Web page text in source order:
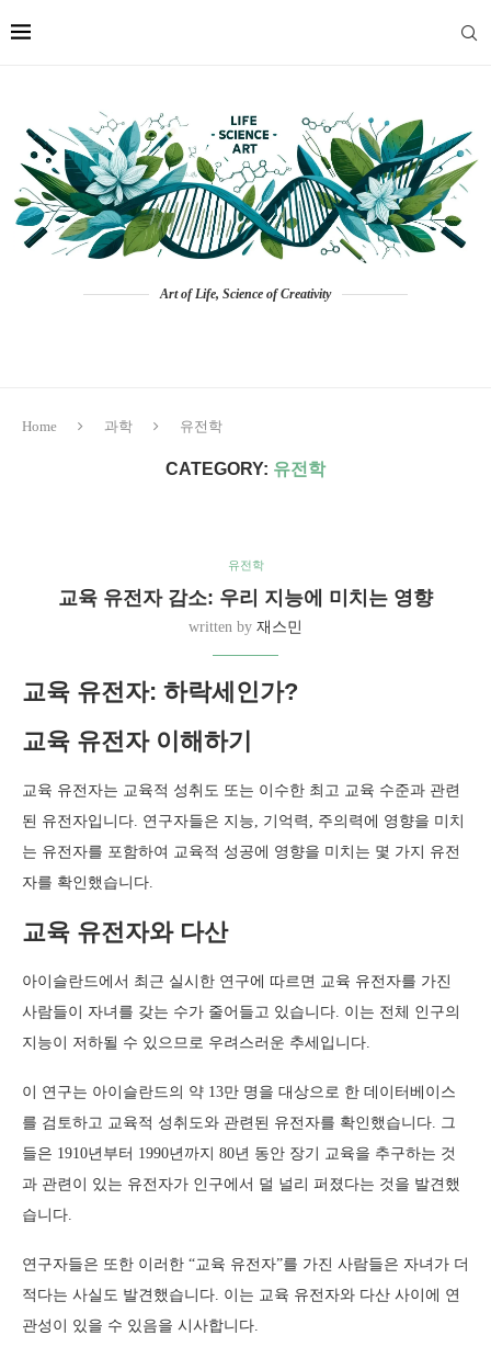
Art of Life, Science of Creativity
Home 과학 유전학
CATEGORY: 유전학
유전학
교육 유전자 감소: 우리 지능에 미치는 영향
written by 재스민
교육 유전자: 하락세인가?
교육 유전자 이해하기
교육 유전자는 교육적 성취도 또는 이수한 최고 교육 수준과 관련
된 유전자입니다. 연구자들은 지능, 기억력, 주의력에 영향을 미치
는 유전자를 포함하여 교육적 성공에 영향을 미치는 몇 가지 유전
자를 확인했습니다.
교육 유전자와 다산
아이슬란드에서 최근 실시한 연구에 따르면 교육 유전자를 가진
사람들이 자녀를 갖는 수가 줄어들고 있습니다. 이는 전체 인구의
지능이 저하될 수 있으므로 우려스러운 추세입니다.
이 연구는 아이슬란드의 약 13만 명을 대상으로 한 데이터베이스
를 검토하고 교육적 성취도와 관련된 유전자를 확인했습니다. 그
들은 1910년부터 1990년까지 80년 동안 장기 교육을 추구하는 것
과 관련이 있는 유전자가 인구에서 덜 널리 퍼졌다는 것을 발견했
습니다.
연구자들은 또한 이러한 “교육 유전자”를 가진 사람들은 자녀가 더
적다는 사실도 발견했습니다. 이는 교육 유전자와 다산 사이에 연
관성이 있을 수 있음을 시사합니다.